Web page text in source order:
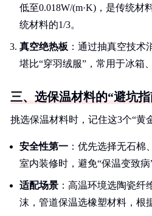
低至0.018W/(m·K)，是传统材
统材料的1/3。
真空绝热板 ：通过抽真空技术
堪比“穿羽绒服”，常用于冰箱
三、选保温材料的“避坑指
挑选保温材料时，记住这3个“黄
安全性第一 ：优先选择无石棉
室内装修时，避免“保温变致病”
适配场景 ：高温环境选陶瓷纤
沫，管道保温选橡塑材料，根